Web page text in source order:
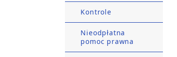
Kontrole
Nieodpłatna
pomoc prawna